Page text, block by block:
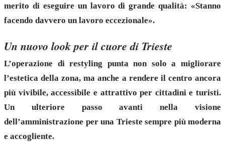
merito di eseguire un lavoro di grande qualità: «Stanno
facendo davvero un lavoro eccezionale».
Un nuovo look per il cuore di Trieste
L’operazione di restyling punta non solo a migliorare
l’estetica della zona, ma anche a rendere il centro ancora
più vivibile, accessibile e attrattivo per cittadini e turisti.
Un ulteriore passo avanti nella visione
dell’amministrazione per una Trieste sempre più moderna
e accogliente.